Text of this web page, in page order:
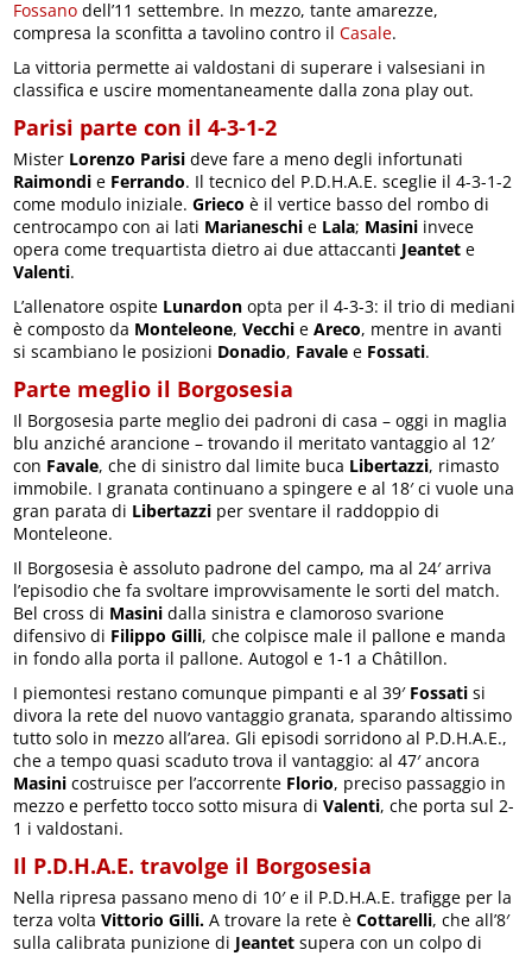
Fossano dell’11 settembre. In mezzo, tante amarezze,
compresa la sconfitta a tavolino contro ilCasale.
La vittoria permette ai valdostani di superare i valsesiani in
classifica e uscire momentaneamente dalla zona play out.
Parisi parte con il 4-3-1-2
Mister Lorenzo Parisideve fare a meno degli infortunati
Raimondi e Ferrando. Il tecnico del P.D.H.A.E. sceglie il 4-3-1-2
come modulo iniziale.Grieco è il vertice basso del rombo di
centrocampo con ai lati Marianeschi e Lala; Masini invece
opera come trequartista dietro ai due attaccanti Jeantet e
Valenti.
L’allenatore ospite Lunardon opta per il 4-3-3: il trio di mediani
è composto da Monteleone,Vecchi eAreco, mentre in avanti
si scambiano le posizioni Donadio, Favale e Fossati.
Parte meglio il Borgosesia
Il Borgosesia parte meglio dei padroni di casa – oggi in maglia
blu anziché arancione – trovando il meritato vantaggio al 12′
con Favale, che di sinistro dal limite buca Libertazzi, rimasto
immobile. I granata continuano a spingere e al 18′ ci vuole una
gran parata di Libertazzi per sventare il raddoppio di
Monteleone.
Il Borgosesia è assoluto padrone del campo, ma al 24′ arriva
l’episodio che fa svoltare improvvisamente le sorti del match.
Bel cross di Masini dalla sinistra e clamoroso svarione
difensivo di Filippo Gilli, che colpisce male il pallone e manda
in fondo alla porta il pallone. Autogol e 1-1 a Châtillon.
I piemontesi restano comunque pimpanti e al 39′ Fossati si
divora la rete del nuovo vantaggio granata, sparando altissimo
tutto solo in mezzo all’area. Gli episodi sorridono al P.D.H.A.E.,
che a tempo quasi scaduto trova il vantaggio: al 47′ ancora
Masini costruisce per l’accorrente Florio, preciso passaggio in
mezzo e perfetto tocco sotto misura diValenti, che porta sul 2-
1 i valdostani.
Il P.D.H.A.E. travolge il Borgosesia
Nella ripresa passano meno di 10′ e il P.D.H.A.E. trafigge per la
terza voltaVittorio Gilli. A trovare la rete èCottarelli, che all’8′
sulla calibrata punizione di Jeantet supera con un colpo di